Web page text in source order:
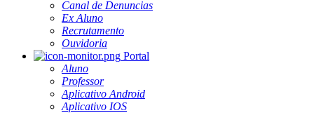
Canal de Denuncias
Ex Aluno
Recrutamento
Ouvidoria
Portal
Aluno
Professor
Aplicativo Android
Aplicativo IOS